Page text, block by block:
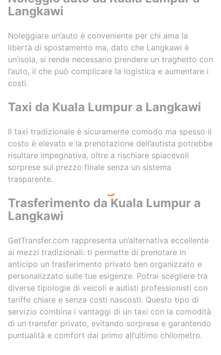
Langkawi
Noleggiare un’auto è conveniente per chi ama la
libertà di spostamento ma, dato che Langkawi è
un’isola, si rende necessario prendere un traghetto con
l’auto, il che può complicare la logistica e aumentare i
costi.
Taxi da Kuala Lumpur a Langkawi
Il taxi tradizionale è sicuramente comodo ma spesso il
costo è elevato e la prenotazione dell’autista potrebbe
risultare impegnativa, oltre a rischiare spiacevoli
sorprese sul prezzo finale senza un sistema
trasparente.
Trasferimento da Kuala Lumpur a
Langkawi
GetTransfer.com rappresenta un’alternativa eccellente
ai mezzi tradizionali: ti permette di prenotare in
anticipo un trasferimento privato ben organizzato e
personalizzato sulle tue esigenze. Potrai scegliere tra
diverse tipologie di veicoli e autisti professionisti con
tariffe chiare e senza costi nascosti. Questo tipo di
servizio combina i vantaggi di un taxi con la comodità
di un transfer privato, evitando sorprese e garantendo
puntualità e comfort dal primo all’ultimo chilometro.